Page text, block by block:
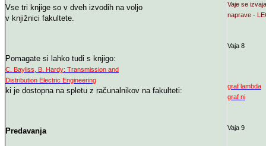
Vse tri knjige so v dveh izvodih na voljo
v knjižnici fakultete.
Pomagate si lahko tudi s knjigo:
C. Bayliss, B. Hardy: Transmission and
Distribution Electric Engineering
ki je dostopna na spletu z računalnikov na fakulteti:
Predavanja
Vaje se
naprave -
Vaja 8
graf lambda
graf ni
Vaja 9